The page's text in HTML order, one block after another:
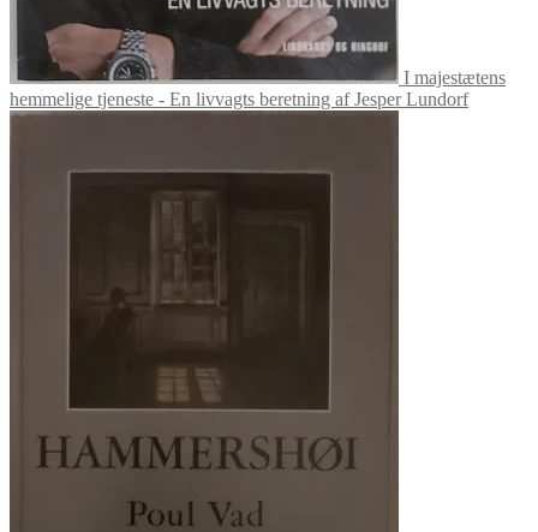
I majestætens
hemmelige tjeneste - En livvagts beretning af Jesper Lundorf